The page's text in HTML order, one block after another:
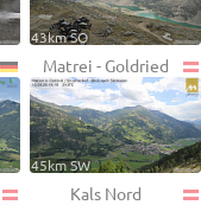
43km SO
Matrei - Goldried
45km SW
Kals Nord